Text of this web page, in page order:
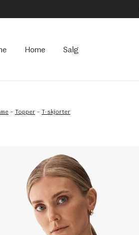
Home Salg
– Topper – T-skjorter